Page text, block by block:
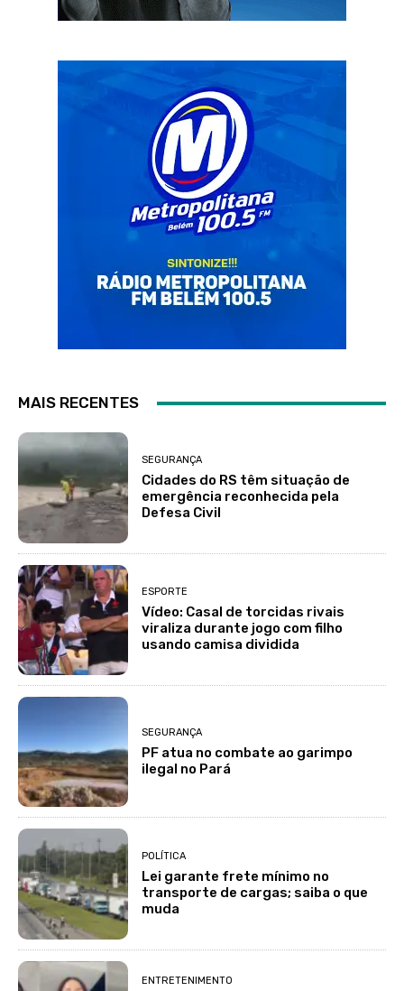
MAIS RECENTES
SEGURANÇA
Cidades do RS têm situação de
emergência reconhecida pela
Defesa Civil
ESPORTE
Vídeo: Casal de torcidas rivais
viraliza durante jogo com filho
usando camisa dividida
SEGURANÇA
PF atua no combate ao garimpo
ilegal no Pará
POLÍTICA
Lei garante frete mínimo no
transporte de cargas; saiba o que
muda
ENTRETENIMENTO